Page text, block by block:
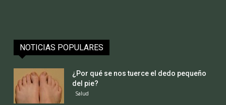
NOTICIAS POPULARES
¿Por qué se nos tuerce el dedo pequeño
del pie?
Salud